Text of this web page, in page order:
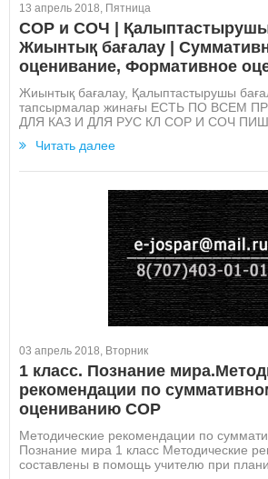
13 апрель 2018, Пятница
СОР и СОЧ | Қалыптастырушы
Жиынтық бағалау |
оценивание, Формативное
Жиынтық бағалау, Қалыптастырушы
тапсырмалар жинағы ЕСТЬ ПО ВСЕМ
ДЛЯ КАЗ И ДЛЯ РУС КЛ СОР И СОЧ
Читать далее
03 апрель 2018, Вторник
1 класс. Познание
рекомендации по
оцениванию СОР
Методические рекомендации по
Познание мира 1 класс Методические
составлены в помощь учителю при